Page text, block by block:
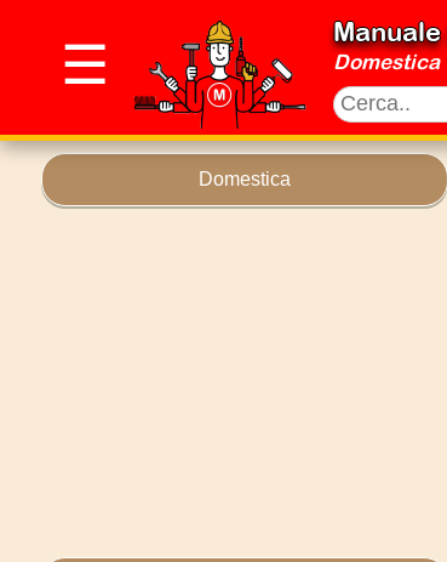
☰ Domestica
Domestica